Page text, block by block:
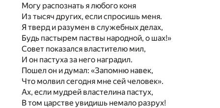
Могу распознать я любого коня
Из тысяч других, если спросишь меня.
Я тверд и разумен в служебных делах,
Будь пастырем паствы народной, о шах!»
Совет показался властителю мил,
И он пастуха за него наградил.
Пошел он и думал: «Запомню навек,
Что молвил сегодня мне сей человек».
Ах, если мудрей властелина пастух,
В том царстве увидишь немало разрух!